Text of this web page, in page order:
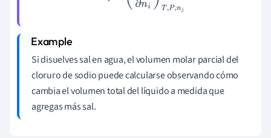
Si disuelves sal en agua, el volumen molar parcial del
cloruro de sodio puede calcularse observando cómo
cambia el volumen total del líquido a medida que
agregas más sal.